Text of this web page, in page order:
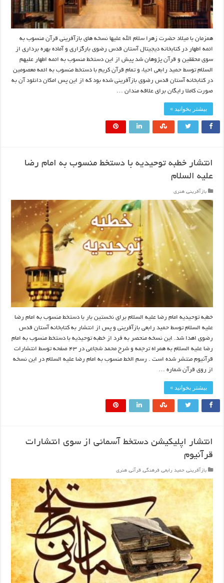
همزمان با میلاد حضرت زهرا سلام الله علیها نسخه های بازآفرینی قرآن منسوب به
ائمه اطهار در کتابخانه دیجیتال آستان قدس رضوی بارگزاری و آماده بهره برداری از
سوی محققین و قرآن پژوهان شد پیش از این دستخط منسوب به ائمه اطهار علیهم
السلام توسط حمید رابعی احیاء و تمام قرآن کریم با دستخط منسوب به ائمه معصومین
در کتابخانه آستان قدس رضوی بازآفرینی شده بود که از این پس امکان دانلود آن به
صورت کاملا رایگان برای علاقه مندان …
بیشتر بخوانید »
انتشار خطبه توحیدیه با دستخط منسوب به امام رضا
علیه السلام
بازآفرینی, هنری
خطبه توحیدیه امام رضا علیه السلام برای نخستین بار با دستخط منسوب به امام رضا
علیه السلام توسط حمید رابعی بازآفرینی و پس از انتشار به کتابخانه آستان قدس
رضوی اهدا شد. این نسخه منحصر به فرد از خطبه توحیدیه با دستخط منسوب به امام
رضا علیه السلام به همراه ترجمه و شرح محمد شجاعی در ۴۳ صفحه توسط انتشارات
قرآنیوم منتشر شده است . رسم الخط منسوب به امام رضا علیه السلام در این نسخه
از روی قرآن شماره …
بیشتر بخوانید »
انتشار اپلیکیشن دستخط آسمانی از سوی انتشارات
قرآنیوم
بازآفرینی, حمید رابعی, فرهنگی, قرآنی, هنری